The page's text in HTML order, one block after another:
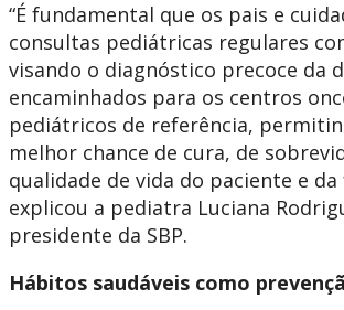
“É fundamental que os pais e
consultas pediátricas regulares
visando o diagnóstico precoce da
encaminhados para os centros
pediátricos de referência,
melhor chance de cura, de
qualidade de vida do paciente e da
explicou a pediatra Luciana
presidente da SBP.
Hábitos saudáveis como